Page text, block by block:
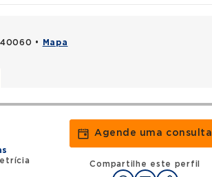
• Mapa
Agende uma consulta
Compartilhe este perfil